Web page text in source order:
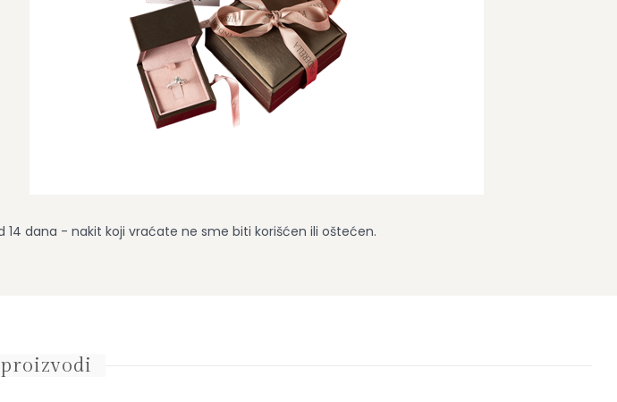
dana - nakit koji vraćate ne sme biti korišćen ili oštećen.